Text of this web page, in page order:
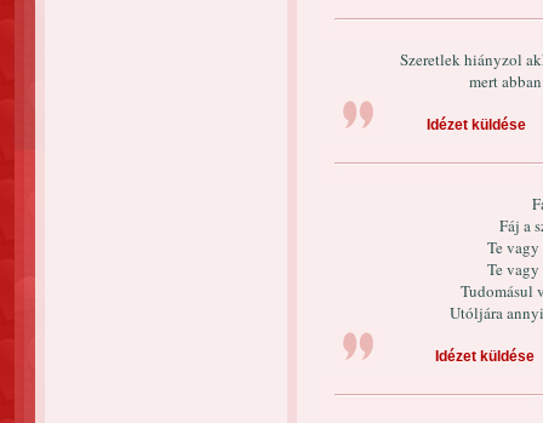
Szeretlek hiányzol
mert
Idézet küldése
Fáj a
Te
Te
Tudomásul
Utóljára
Idézet küldése